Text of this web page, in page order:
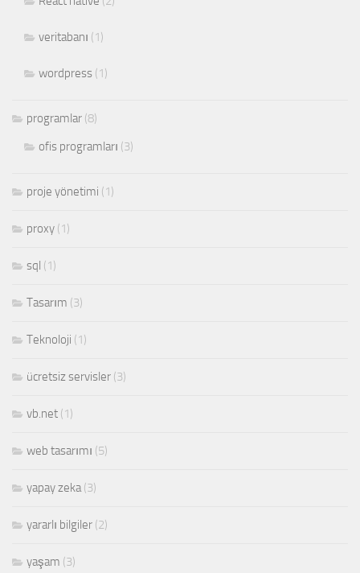
veritabanı (1)
wordpress (1)
programlar (8)
ofis programları (3)
proje yönetimi (1)
proxy (1)
sql (1)
Tasarım (3)
Teknoloji (1)
ücretsiz servisler (3)
vb.net (1)
web tasarımı (5)
yapay zeka(3)
yararlı bilgiler (2)
yaşam (3)